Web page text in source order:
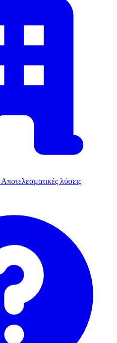
Αποτελεσματικές λύσεις